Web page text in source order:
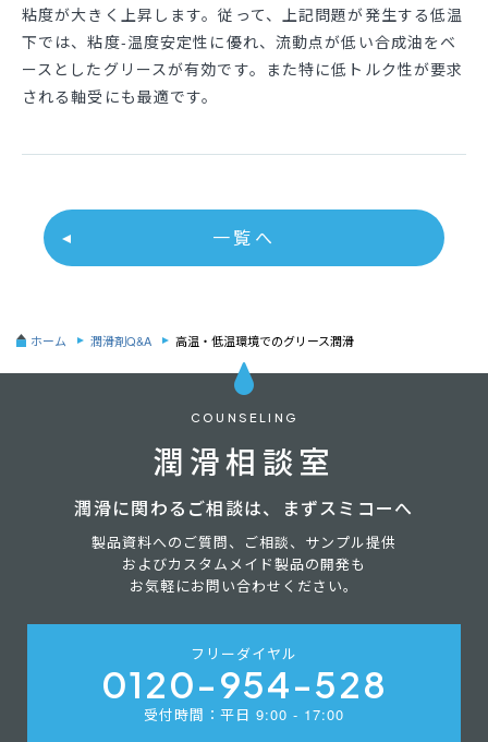
粘度が大きく上昇します。従って、上記問題が発生する低温
下では、粘度-温度安定性に優れ、流動点が低い合成油をベ
ースとしたグリースが有効です。また特に低トルク性が要求
される軸受にも最適です。
⼀覧へ
ホーム 潤滑剤Q&A 高温・低温環境でのグリース潤滑
COUNSELING
潤滑相談室
潤滑に関わるご相談は、まずスミコーへ
製品資料へのご質問、ご相談、サンプル提供
およびカスタムメイド製品の開発も
お気軽にお問い合わせください。
フリーダイヤル
0120-954-528
受付時間：平⽇ 9:00 - 17:00